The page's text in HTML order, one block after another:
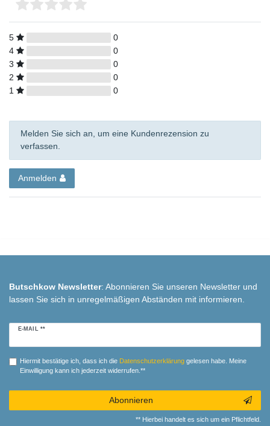
5
0
4
0
3
0
2
0
1
0
Melden Sie sich an, um eine Kundenrezension zu
verfassen.
Anmelden
Butschkow Newsletter: Abonnieren Sie unseren Newsletter und
lassen Sie sich in unregelmäßigen Abständen mit informieren.
E-MAIL **
Newsletter
Hiermit bestätige ich, dass ich die Daten­schutz­erklärunggelesen habe. Meine
Einwilligung kann ich jederzeit widerrufen.**
Abonnieren
** Hierbei handelt es sich um ein Pflichtfeld.